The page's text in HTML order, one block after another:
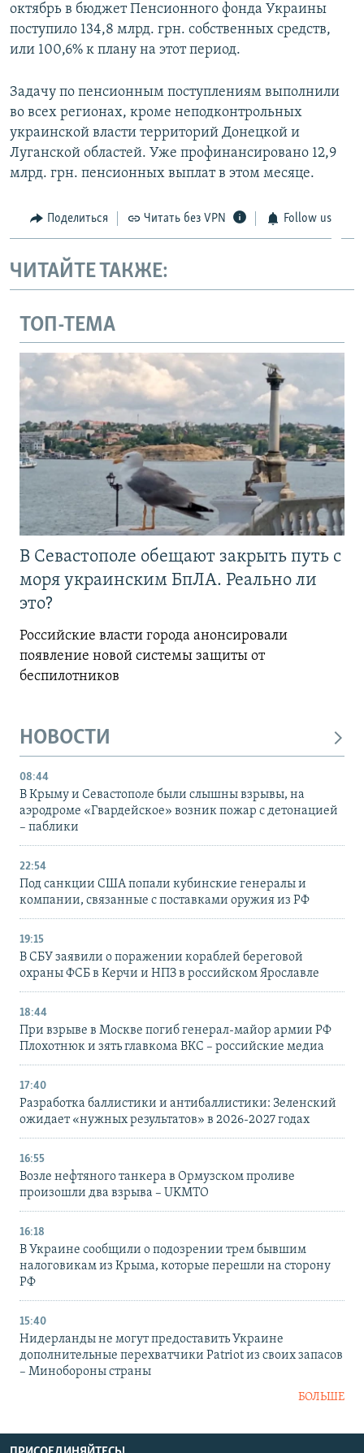
октябрь в бюджет Пенсионного фонда Украины
поступило 134,8 млрд. грн. собственных средств,
или 100,6% к плану на этот период.
Задачу по пенсионным поступлениям выполнили
во всех регионах, кроме неподконтрольных
украинской власти территорий Донецкой и
Луганской областей. Уже профинансировано 12,9
млрд. грн. пенсионных выплат в этом месяце.
Поделиться Читать без VPN Follow us
ЧИТАЙТЕ ТАКЖЕ:
ТОП-ТЕМА
В Севастополе обещают закрыть путь с
моря украинским БпЛА. Реально ли
это?
Российские власти города анонсировали
появление новой системы защиты от
беспилотников
НОВОСТИ
08:44
В Крыму и Севастополе были слышны взрывы, на
аэродроме «Гвардейское» возник пожар с детонацией
– паблики
22:54
Под санкции США попали кубинские генералы и
компании, связанные с поставками оружия из РФ
19:15
В СБУ заявили о поражении кораблей береговой
охраны ФСБ в Керчи и НПЗ в российском Ярославле
18:44
При взрыве в Москве погиб генерал-майор армии РФ
Плохотнюк и зять главкома ВКС – российские медиа
17:40
Разработка баллистики и антибаллистики: Зеленский
ожидает «нужных результатов» в 2026-2027 годах
16:55
Возле нефтяного танкера в Ормузском проливе
произошли два взрыва – UKMTO
16:18
В Украине сообщили о подозрении трем бывшим
налоговикам из Крыма, которые перешли на сторону
РФ
15:40
Нидерланды не могут предоставить Украине
дополнительные перехватчики Patriot из своих запасов
– Минобороны страны
БОЛЬШЕ